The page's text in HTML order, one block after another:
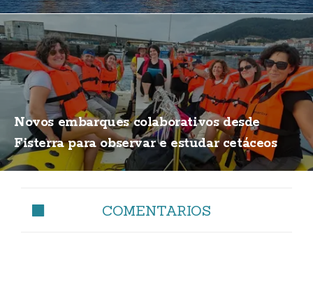
Novos embarques colaborativos desde
Fisterra para observar e estudar cetáceos
COMENTARIOS